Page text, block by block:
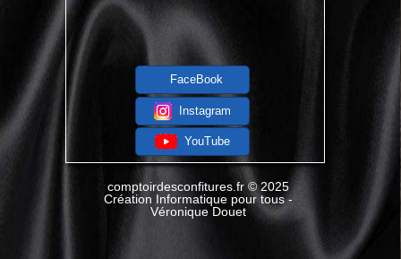
Instagram
FaceBook
comptoirdesconfitures.fr© 2025
Création Informatique pour tous -
Véronique Douet
YouTube